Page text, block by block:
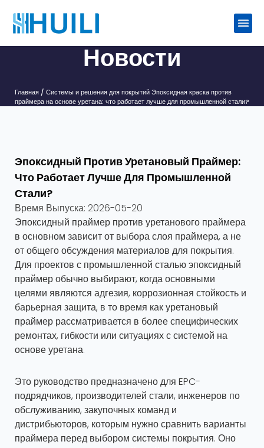
Новости
Главная / Системы и решения для покрытийЭпоксидная краска против
праймера на основе уретана: что работает лучше для промышленной стали?
Эпоксидный Против Уретановый Праймер:
Что Работает Лучше Для Промышленной
Стали?
Время Выпуска: 2026-05-20
Эпоксидный праймер против уретанового праймера
в основном зависит от выбора слоя праймера, а не
от общего обсуждения материалов для покрытия.
Для проектов с промышленной сталью эпоксидный
праймер обычно выбирают, когда основными
целями являются адгезия, коррозионная стойкость и
барьерная защита, в то время как уретановый
праймер рассматривается в более специфических
ремонтах, гибкости или ситуациях с системой на
основе уретана.
Это руководство предназначено для EPC-
подрядчиков, производителей стали, инженеров по
обслуживанию, закупочных команд и
дистрибьюторов, которым нужно сравнить варианты
праймера перед выбором системы покрытия. Оно